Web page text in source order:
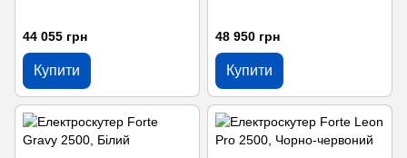
44 055 грн
Купити
48 950 грн
Купити